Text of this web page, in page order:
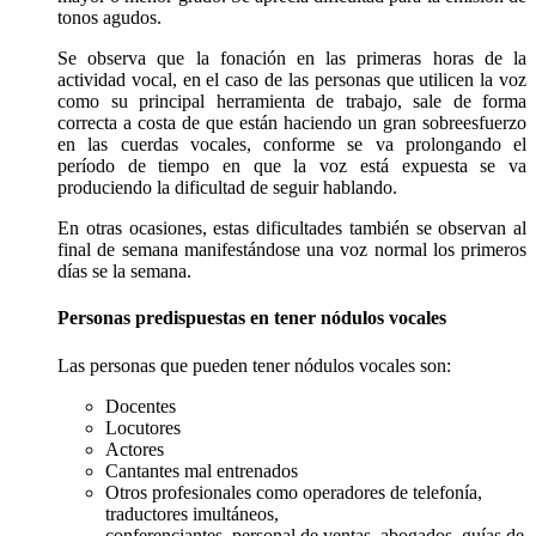
tonos agudos.
Se observa que la fonación en las primeras horas de la
actividad vocal, en el caso de las personas que utilicen la voz
como su principal herramienta de trabajo, sale de forma
correcta a costa de que están haciendo un gran sobreesfuerzo
en las cuerdas vocales, conforme se va prolongando el
período de tiempo en que la voz está expuesta se va
produciendo la dificultad de seguir hablando.
En otras ocasiones, estas dificultades también se observan al
final de semana manifestándose una voz normal los primeros
días se la semana.
Personas predispuestas en tener nódulos vocales
Las personas que pueden tener nódulos vocales son:
Docentes
Locutores
Actores
Cantantes mal entrenados
Otros profesionales como operadores de telefonía,
traductores imultáneos,